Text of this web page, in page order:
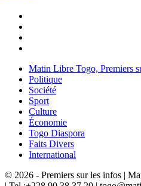
Matin Libre Togo, Premiers
Politique
Société
Sport
Culture
Économie
Togo Diaspora
Faits Divers
International
© 2026 - Premiers sur les infos |